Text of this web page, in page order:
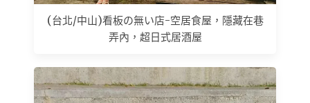
(台北/中山)看板の無い店-空居食屋，隱藏在巷
弄內，超日式居酒屋